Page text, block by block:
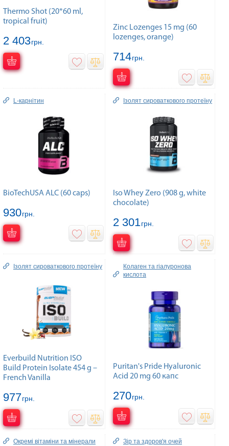
Thermo Shot (20*60 ml,
tropical fruit)
2 403грн.
Zinc Lozenges 15 mg (60
lozenges, orange)
714грн.
L-карнітин
BioTechUSA ALC (60 caps)
930грн.
Ізолят сироваткового протеїну
Iso Whey Zero (908 g, white
chocolate)
2 301грн.
Ізолят сироваткового протеїну
Everbuild Nutrition ISO
Build Protein Isolate 454 g –
French Vanilla
977грн.
Колаген та гiалуронова
кислота
Puritan's Pride Hyaluronic
Acid 20 mg 60 капс
270грн.
Окремі вітаміни та мінерали Зір та здоров'я очей